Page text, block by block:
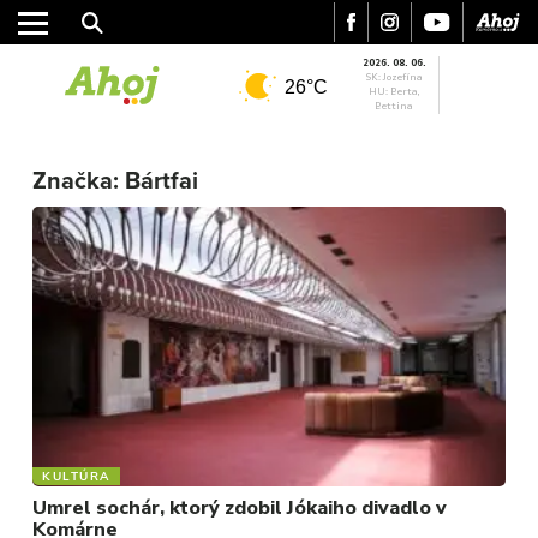
ŠPORT
KULTÚRA
FOTKY
VIDEO
MIX
26°C
2026. 08. 06.
SK: Jozefína
HU: Berta,
Bettina
Značka: Bártfai
KULTÚRA
Umrel sochár, ktorý zdobil Jókaiho divadlo v
Komárne